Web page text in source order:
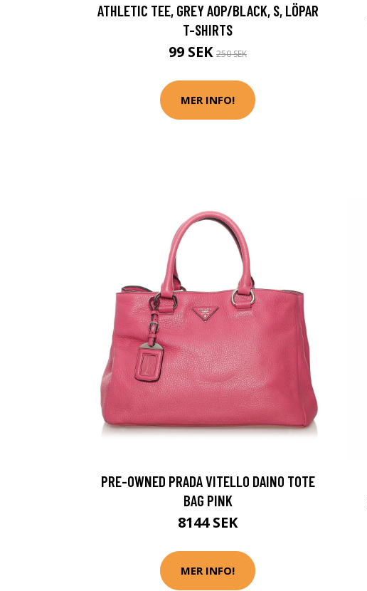
ATHLETIC TEE, GREY AOP/BLACK, S, LÖPAR
T-SHIRTS
99 SEK 250 SEK
MER INFO!
PRE-OWNED PRADA VITELLO DAINO TOTE
BAG PINK
8144 SEK
MER INFO!